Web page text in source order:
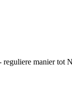
manier tot